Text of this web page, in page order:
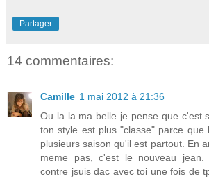
Partager
14 commentaires:
Camille 1 mai 2012 à 21:36
Ou la la ma belle je pense que c'est
ton style est plus "classe" parce que
plusieurs saison qu'il est partout. En
meme pas, c'est le nouveau jean.
contre jsuis dac avec toi une fois de